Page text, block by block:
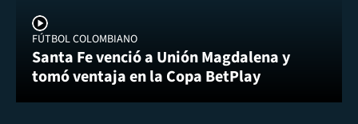
FÚTBOL COLOMBIANO
Santa Fe venció a Unión Magdalena y
tomó ventaja en la Copa BetPlay